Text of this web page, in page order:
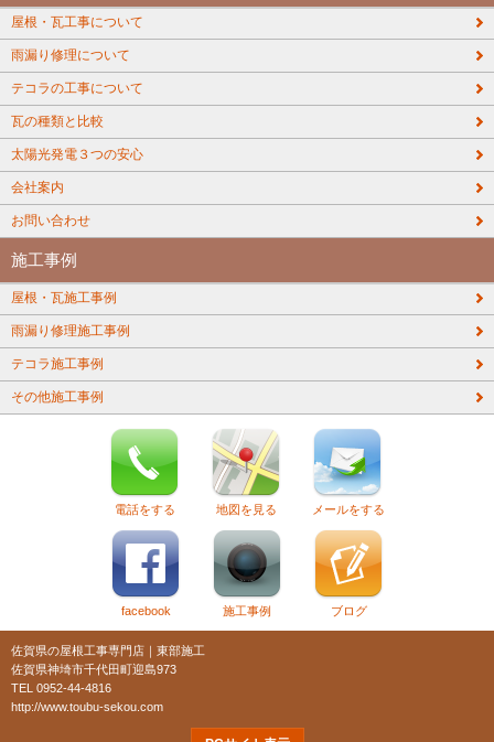
屋根・瓦工事について
雨漏り修理について
テコラの工事について
瓦の種類と比較
太陽光発電３つの安心
会社案内
お問い合わせ
施工事例
屋根・瓦施工事例
雨漏り修理施工事例
テコラ施工事例
その他施工事例
電話をする 地図を見る メールをする
facebook 施工事例 ブログ
佐賀県の屋根工事専門店｜東部施工
佐賀県神埼市千代田町迎島973
TEL 0952-44-4816
http://www.toubu-sekou.com